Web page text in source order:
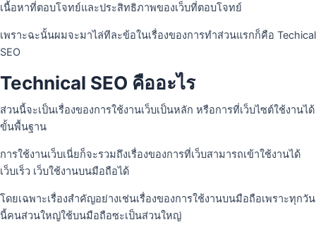
เนื้อหาที่ตอบโจทย์และประสิทธิภาพของเว็บที่ตอบโจทย์
เพราะฉะนั้นผมจะมาไล่ทีละข้อในเรื่องของการทําส่วนแรกก็คือ Techical
SEO
Technical SEO คืออะไร
ส่วนนี้จะเป็นเรื่องของการใช้งานเว็บเป็นหลัก หรือการที่เว็บไซต์ใช้งานได้
ขั้นพื้นฐาน
การใช้งานเว็บเนี่ยก็จะรวมถึงเรื่องของการที่เว็บสามารถเข้าใช้งานได้
เว็บเร็ว เว็บใช้งานบนมือถือได้
โดยเฉพาะเรื่องสําคัญอย่างเช่นเรื่องของการใช้งานบนมือถือเพราะทุกวัน
นี้คนส่วนใหญ่ใช้บนมือถือซะเป็นส่วนใหญ่